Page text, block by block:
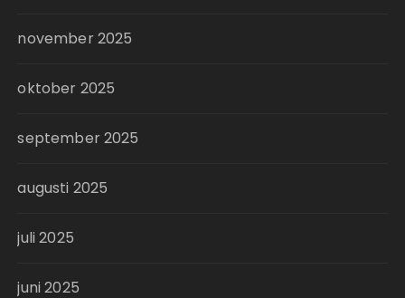
november 2025
oktober 2025
september 2025
augusti 2025
juli 2025
juni 2025